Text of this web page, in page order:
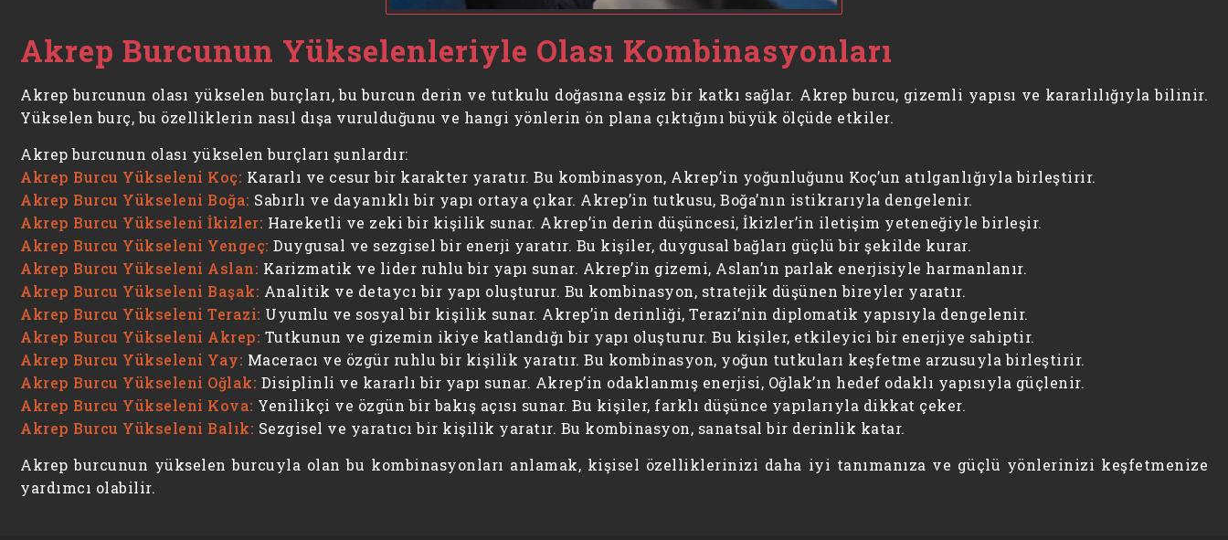
Akrep Burcunun Yükselenleriyle Olası Kombinasyonları
Akrep burcunun olası yükselen burçları, bu burcun derin ve tutkulu doğasına eşsiz bir katkı sağlar. Akrep burcu, gizemli yapısı ve kararlılığıyla bilinir.
Yükselen burç, bu özelliklerin nasıl dışa vurulduğunu ve hangi yönlerin ön plana çıktığını büyük ölçüde etkiler.
Akrep burcunun olası yükselen burçları şunlardır:
Akrep Burcu Yükseleni Koç: Kararlı ve cesur bir karakter yaratır. Bu kombinasyon, Akrep’in yoğunluğunu Koç’un atılganlığıyla birleştirir.
Akrep Burcu Yükseleni Boğa: Sabırlı ve dayanıklı bir yapı ortaya çıkar. Akrep’in tutkusu, Boğa’nın istikrarıyla dengelenir.
Akrep Burcu Yükseleni İkizler: Hareketli ve zeki bir kişilik sunar. Akrep’in derin düşüncesi, İkizler’in iletişim yeteneğiyle birleşir.
Akrep Burcu Yükseleni Yengeç: Duygusal ve sezgisel bir enerji yaratır. Bu kişiler, duygusal bağları güçlü bir şekilde kurar.
Akrep Burcu Yükseleni Aslan: Karizmatik ve lider ruhlu bir yapı sunar. Akrep’in gizemi, Aslan’ın parlak enerjisiyle harmanlanır.
Akrep Burcu Yükseleni Başak: Analitik ve detaycı bir yapı oluşturur. Bu kombinasyon, stratejik düşünen bireyler yaratır.
Akrep Burcu Yükseleni Terazi: Uyumlu ve sosyal bir kişilik sunar. Akrep’in derinliği, Terazi’nin diplomatik yapısıyla dengelenir.
Akrep Burcu Yükseleni Akrep: Tutkunun ve gizemin ikiye katlandığı bir yapı oluşturur. Bu kişiler, etkileyici bir enerjiye sahiptir.
Akrep Burcu Yükseleni Yay: Maceracı ve özgür ruhlu bir kişilik yaratır. Bu kombinasyon, yoğun tutkuları keşfetme arzusuyla birleştirir.
Akrep Burcu Yükseleni Oğlak: Disiplinli ve kararlı bir yapı sunar. Akrep’in odaklanmış enerjisi, Oğlak’ın hedef odaklı yapısıyla güçlenir.
Akrep Burcu Yükseleni Kova: Yenilikçi ve özgün bir bakış açısı sunar. Bu kişiler, farklı düşünce yapılarıyla dikkat çeker.
Akrep Burcu Yükseleni Balık: Sezgisel ve yaratıcı bir kişilik yaratır. Bu kombinasyon, sanatsal bir derinlik katar.
Akrep burcunun yükselen burcuyla olan bu kombinasyonları anlamak, kişisel özelliklerinizi daha iyi tanımanıza ve güçlü yönlerinizi keşfetmenize
yardımcı olabilir.